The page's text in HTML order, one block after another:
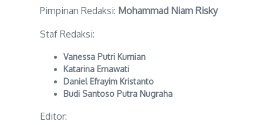
Pimpinan Redaksi: Mohammad Niam Risky
Staf Redaksi:
Vanessa Putri Kurnian
Katarina Ernawati
Daniel Efrayim Kristanto
Budi Santoso Putra Nugraha
Editor: